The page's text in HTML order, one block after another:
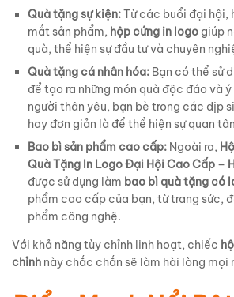
Quà tặng sự kiện:Từ các buổi đại hội,
mắt sản phẩm, hộp cứng in logo giúp
quà, thể hiện sự đầu tư và chuyên
Quà tặng cá nhân hóa: Bạn có thể sử
để tạo ra những món quà độc đáo và
người thân yêu, bạn bè trong các dịp
hay đơn giản là để thể hiện sự quan
Bao bì sản phẩm cao cấp: Ngoài ra,
Quà Tặng In Logo Đại Hội Cao Cấp –
được sử dụng làm bao bì quà tặng có
phẩm cao cấp của bạn, từ trang sức,
phẩm công nghệ.
Với khả năng tùy chỉnh linh hoạt, chiếc
chỉnh này chắc chắn sẽ làm hài lòng mọi